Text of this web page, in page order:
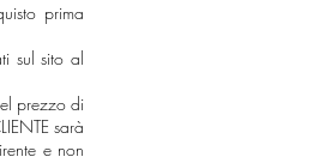
prima
sul sito al
prezzo di
sarà
e non